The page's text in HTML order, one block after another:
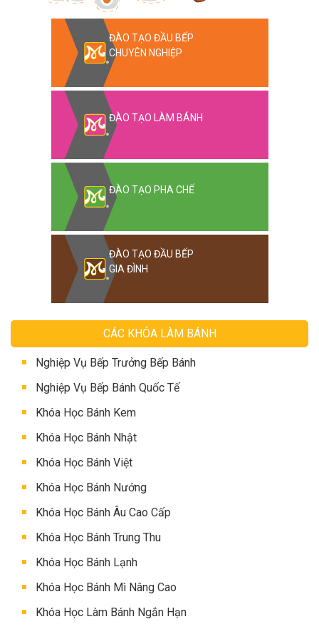
ĐÀO TẠO ĐẦU BẾP
CHUYÊN NGHIỆP
ĐÀO TẠO LÀM BÁNH
ĐÀO TẠO PHA CHẾ
ĐÀO TẠO ĐẦU BẾP
GIA ĐÌNH
CÁC KHÓA LÀM BÁNH
Nghiệp Vụ Bếp Trưởng Bếp Bánh
Nghiệp Vụ Bếp Bánh Quốc Tế
Khóa Học Bánh Kem
Khóa Học Bánh Nhật
Khóa Học Bánh Việt
Khóa Học Bánh Nướng
Khóa Học Bánh Âu Cao Cấp
Khóa Học Bánh Trung Thu
Khóa Học Bánh Lạnh
Khóa Học Bánh Mì Nâng Cao
Khóa Học Làm Bánh Ngắn Hạn